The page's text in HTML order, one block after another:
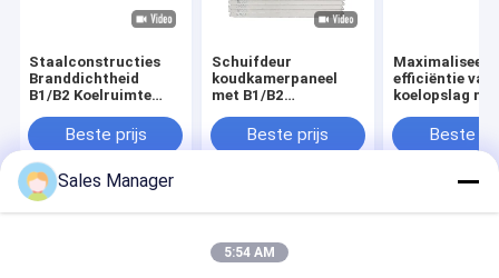
Staalconstructies
Branddichtheid
B1/B2 Koelruimte
klantvereisten
Beste prijs
Schuifdeur
koudkamerpaneel
met B1/B2
en automatisch
ontdooien
Beste prijs
Maximaliseer
efficiëntie van
koelopslag
Pu-dichtheid
Beste
Thuis Ongeveer ons
Contacteer ons
Sitemap
Privacybeleid
Sales Manager
5:54 AM